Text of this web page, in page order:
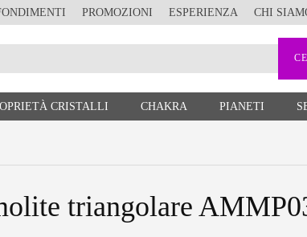
PROMOZIONI ESPERIENZA CHI
CRISTALLI CHAKRA PIANETI
triangolare